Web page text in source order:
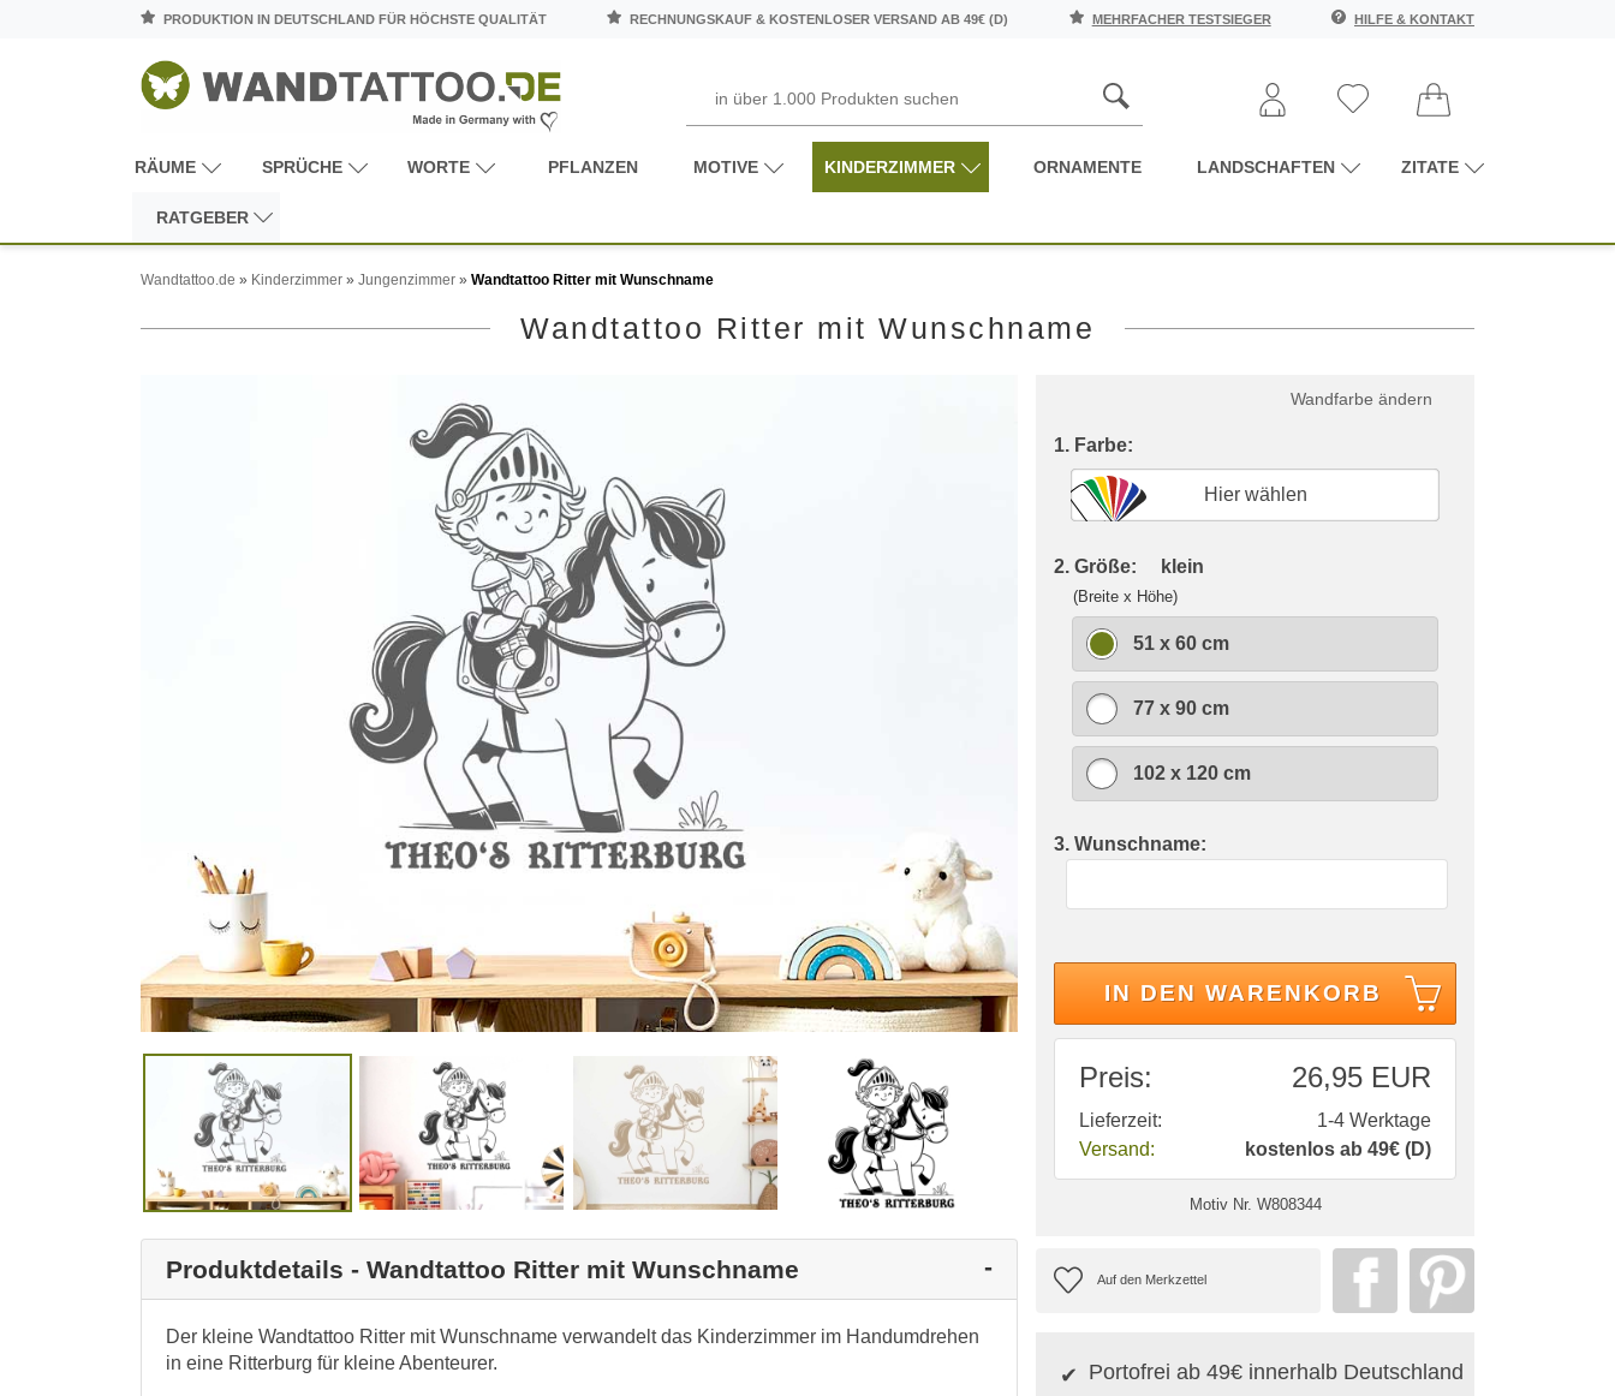
PRODUKTION IN DEUTSCHLAND FÜR HÖCHSTE QUALITÄT RECHNUNGSKAUF & KOSTENLOSER VERSAND AB 49€ (D) MEHRFACHER TESTSIEGER HILFE & KONTAKT
RÄUME SPRÜCHE WORTE PFLANZEN MOTIVE KINDERZIMMER ORNAMENTE LANDSCHAFTEN ZITATE
RATGEBER
Wandtattoo.de » Kinderzimmer » Jungenzimmer » Wandtattoo Ritter mit Wunschname
Wandtattoo Ritter mit Wunschname
Produktdetails - Wandtattoo Ritter mit Wunschname
Der kleine Wandtattoo Ritter mit Wunschname verwandelt das Kinderzimmer im Handumdrehen
in eine Ritterburg für kleine Abenteurer.
Wandfarbe ändern
1. Farbe:
Hier wählen
2. Größe: klein
(Breite x Höhe)
51 x 60 cm
77 x 90 cm
102 x 120 cm
3. Wunschname:
IN DEN WARENKORB
Preis: 26,95 EUR
Lieferzeit:
1-4 Werktage
Versand:
kostenlos ab 49€ (D)
Motiv Nr. W808344
Portofrei ab 49€ innerhalb Deutschland